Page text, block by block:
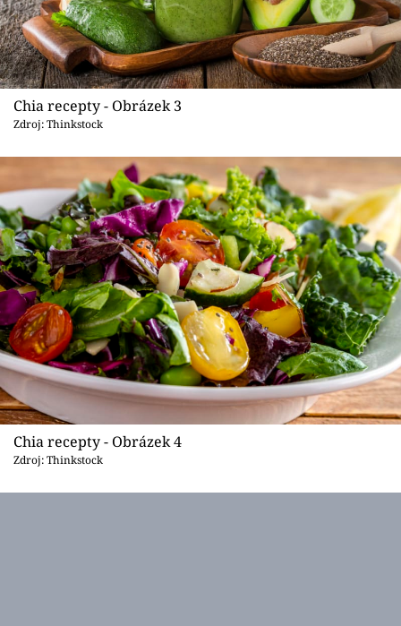
Chia recepty - Obrázek 3
Zdroj: Thinkstock
Chia recepty - Obrázek 4
Zdroj: Thinkstock